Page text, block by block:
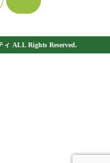
ALL Rights Reserved.